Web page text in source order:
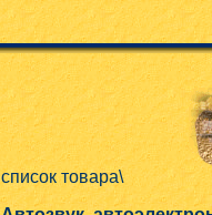
список товара\